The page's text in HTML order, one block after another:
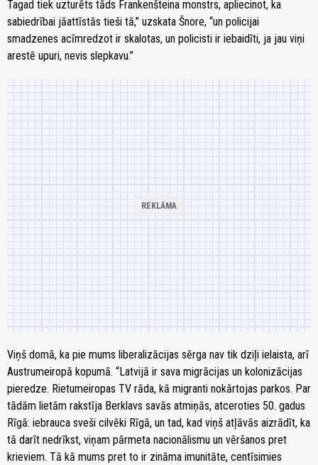
Tagad tiek uzturēts tāds Frankenšteina monstrs, apliecinot, ka
sabiedrībai jāattīstās tieši tā,” uzskata Šnore, “un policijai
smadzenes acīmredzot ir skalotas, un policisti ir iebaidīti, ja jau viņi
arestē upuri, nevis slepkavu.”
Viņš domā, ka pie mums liberalizācijas sērga nav tik dziļi ielaista, arī
Austrumeiropā kopumā. “Latvijā ir sava migrācijas un kolonizācijas
pieredze. Rietumeiropas TV rāda, kā migranti nokārtojas parkos. Par
tādām lietām rakstīja Berklavs savās atmiņās, atceroties 50. gadus
Rīgā: iebrauca sveši cilvēki Rīgā, un tad, kad viņš atļāvās aizrādīt, ka
tā darīt nedrīkst, viņam pārmeta nacionālismu un vēršanos pret
krieviem. Tā kā mums pret to ir zināma imunitāte, centīsimies